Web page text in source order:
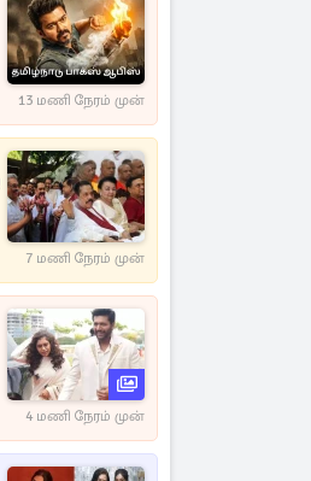
13 மணி நேரம் முன்
7 மணி நேரம் முன்
4 மணி நேரம் முன்